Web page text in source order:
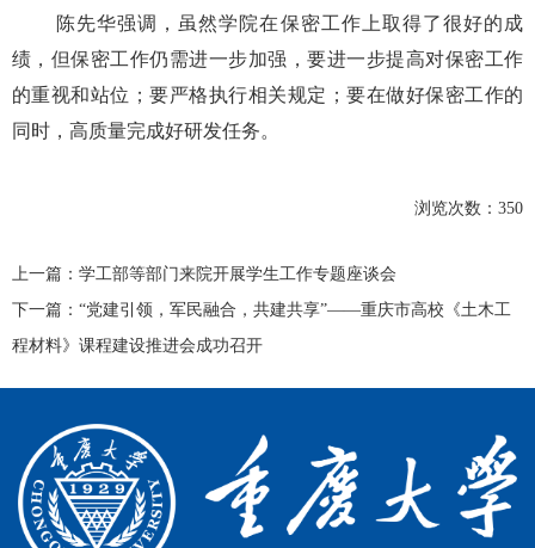
陈先华强调，虽然学院在保密工作上取得了很好的成
绩，但保密工作仍需进一步加强，要进一步提高对保密工作
的重视和站位；要严格执行相关规定；要在做好保密工作的
同时，高质量完成好研发任务。
浏览次数： 350
上一篇： 学工部等部门来院开展学生工作专题座谈会
下一篇： “党建引领，军民融合，共建共享”——重庆市高校《土木工
程材料》课程建设推进会成功召开